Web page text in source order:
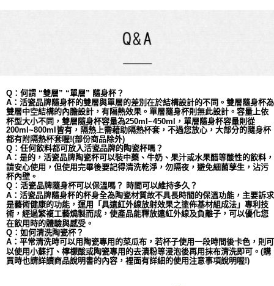
Q：何謂 “雙層” “單層” 隨身杯？
A：活瓷品牌隨身杯的雙層與單層的差別在於結構設計的不同。雙層隨身杯為
雙層中空結構的內膽設計，有隔熱效果。單層隨身杯則無此設計。容量上依
杯型大小不同， 雙層隨身杯容量為250ml~450ml，單層隨身杯容量則從
200ml~800ml皆有，隔熱上需藉助隔熱杯套，不過您放心，大部分的隨身杯
都有附隔熱杯套喔!(部份商品除外)
Q：任何飲料都可放入活瓷品牌的陶瓷杯嗎？
A：是的，活瓷品牌陶瓷杯可以裝中藥、牛奶、果汁或水果醋等酸性的飲料，
請安心使用，但使用完畢後要記得清洗乾淨，勿隔夜，避免細菌孳生，沾污
杯內壁。
Q：活瓷品牌隨身杯可以保溫嗎？ 時間可以維持多久？
A：活瓷品牌隨身杯的杯身全為陶瓷材質故不具長時間的保溫功能，主要訴求
是藝術健康的功能，運用「具遠紅外線放射效果之塗佈基材組成法」專利技
術，經過繁複工藝燒製而成，使產品能釋放遠紅外線及負離子，可以優化您
在飲用時的體驗與感受。
Q：如何清洗陶瓷杯？
A：平常清洗時可以用陶瓷專用的菜瓜布，若杯子使用一段時間後卡色，則可
以使用小蘇打、檸檬酸或陶瓷專用的去漬粉等浸泡後再用抹布清洗即可。(購
買時也請詳讀商品說明書的內容，裡面有詳細的使用注意事項說明喔!)